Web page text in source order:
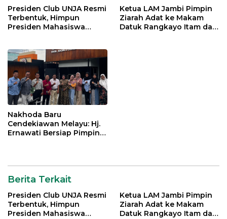
Presiden Club UNJA Resmi
Terbentuk, Himpun
Presiden Mahasiswa
dan Bangsa
Ketua LAM Jambi Pimpin
Ziarah Adat ke Makam
Datuk Rangkayo Itam dan
Nakhoda Baru
Cendekiawan Melayu: Hj.
Ernawati Bersiap Pimpin
Berita Terkait
Presiden Club UNJA Resmi
Terbentuk, Himpun
Presiden Mahasiswa
Ketua LAM Jambi Pimpin
Ziarah Adat ke Makam
Datuk Rangkayo Itam dan